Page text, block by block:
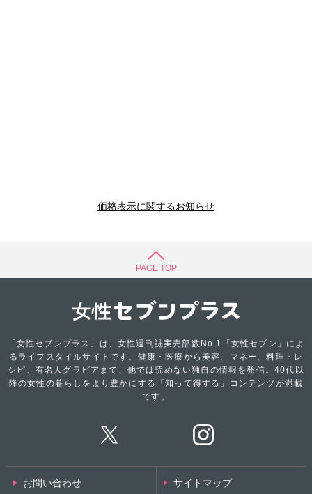
価格表示に関するお知らせ
PAGE TOP
「女性セブンプラス」は、女性週刊誌実売部数No.1「女性セブン」によ
るライフスタイルサイトです。健康・医療から美容、マネー、料理・レ
シピ、有名人グラビアまで、他では読めない独自の情報を発信。40代以
降の女性の暮らしをより豊かにする「知って得する」コンテンツが満載
です。
お問い合わせ サイトマップ